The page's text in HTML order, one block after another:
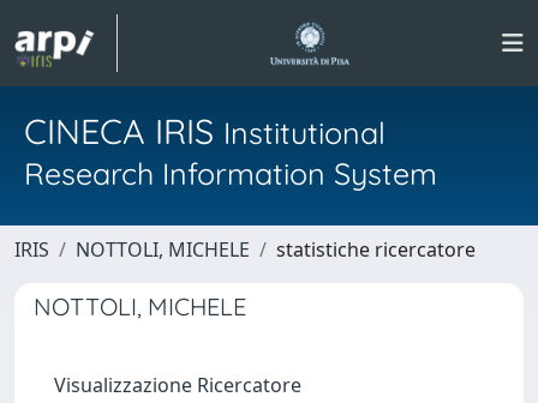
CINECA IRIS Institutional
Research Information System
IRIS NOTTOLI, MICHELE statistiche ricercatore
NOTTOLI, MICHELE
Visualizzazione Ricercatore